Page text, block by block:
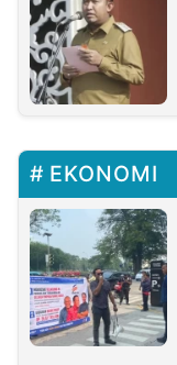
EKONOMI